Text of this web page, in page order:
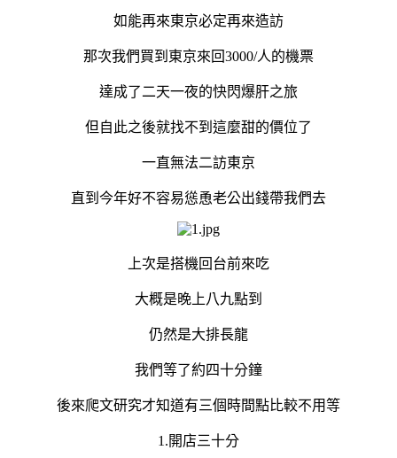
如能再來東京必定再來造訪
那次我們買到東京來回3000/人的機票
達成了二天一夜的快閃爆肝之旅
但自此之後就找不到這麼甜的價位了
一直無法二訪東京
直到今年好不容易慫恿老公出錢帶我們去
上次是搭機回台前來吃
大概是晚上八九點到
仍然是大排長龍
我們等了約四十分鐘
後來爬文研究才知道有三個時間點比較不用等
1.開店三十分